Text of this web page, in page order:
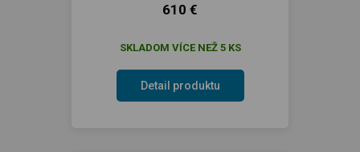
610 €
SKLADOM VÍCE NEŽ 5 KS
Detail produktu